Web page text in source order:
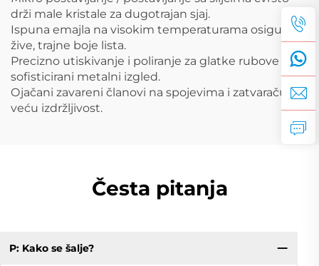
drži male kristale za dugotrajan sjaj.
Ispuna emajla na visokim temperaturama osigurava
žive, trajne boje lista.
Precizno utiskivanje i poliranje za glatke rubove i
sofisticirani metalni izgled.
Ojačani zavareni članovi na spojevima i zatvaraču za
veću izdržljivost.
Česta pitanja
P: Kako se šalje?